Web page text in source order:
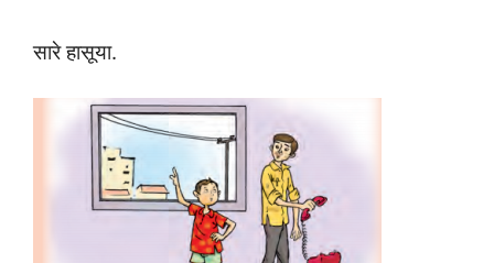
सारे हासूया.